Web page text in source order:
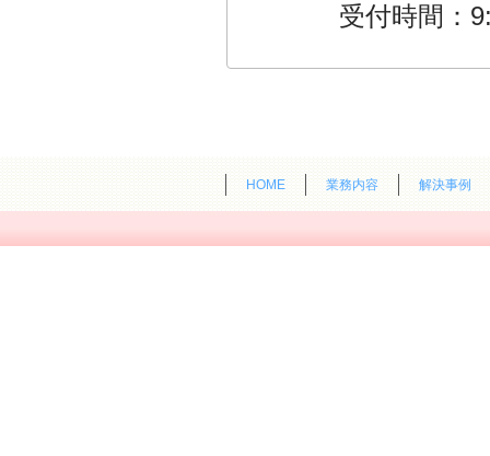
受付時間：
HOME 業務内容 解決事例